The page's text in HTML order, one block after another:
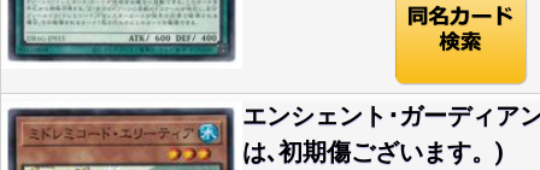
エンシェント･ガーディア
は､初期傷ございます。)